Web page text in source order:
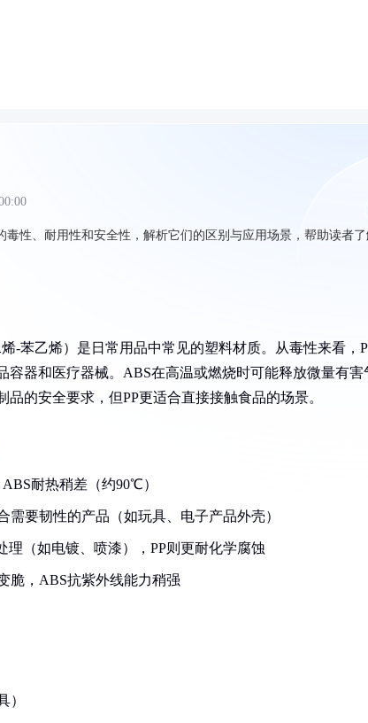
毒性、耐用性和安全性，解析它们的区别与应用场景，帮助读者
-苯乙烯）是日常用品中常见的塑料材质。从毒性来看，
容器和医疗器械。ABS在高温或燃烧时可能释放微量有
的安全要求，但PP更适合直接接触食品的场景。
耐热稍差（约90℃）
需要韧性的产品（如玩具、电子产品外壳）
理（如电镀、喷漆），PP则更耐化学腐蚀
脆，ABS抗紫外线能力稍强
）